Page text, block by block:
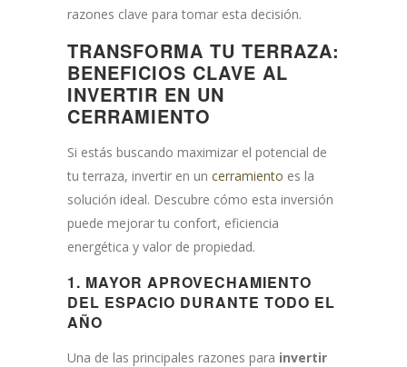
razones clave para tomar esta decisión.
TRANSFORMA TU TERRAZA:
BENEFICIOS CLAVE AL
INVERTIR EN UN
CERRAMIENTO
Si estás buscando maximizar el potencial de
tu terraza, invertir en un cerramiento es la
solución ideal. Descubre cómo esta inversión
puede mejorar tu confort, eficiencia
energética y valor de propiedad.
1. MAYOR APROVECHAMIENTO
DEL ESPACIO DURANTE TODO EL
AÑO
Una de las principales razones para invertir